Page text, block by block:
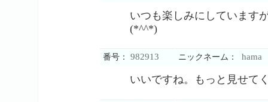
いつも楽しみにしています
(*^^*)
番号： 982913 ニックネーム： hama
いいですね。もっと見せて